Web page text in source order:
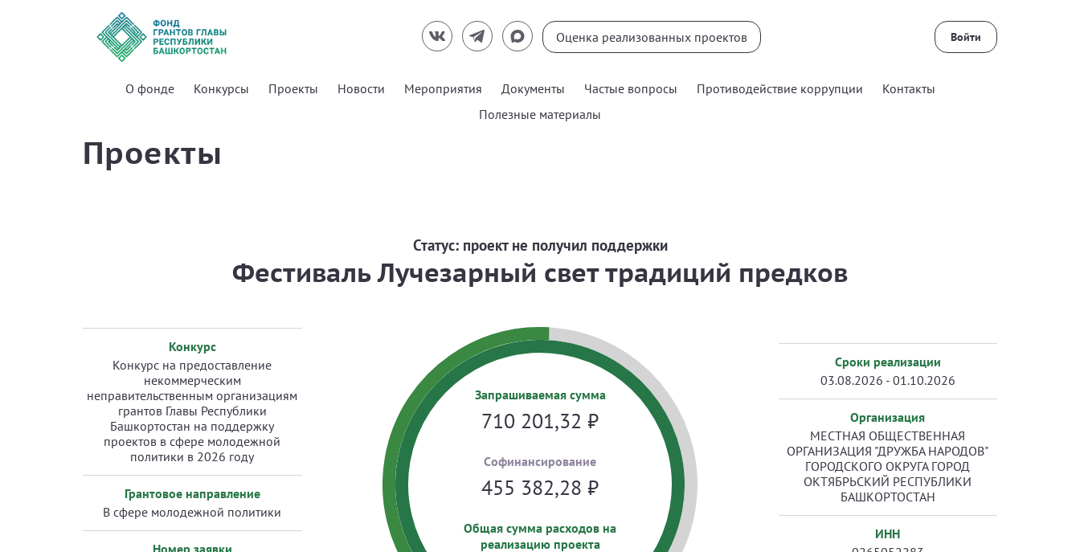
Войти
О фонде Конкурсы Проекты Новости Мероприятия Документы Частые вопросы Противодействие коррупции
Контакты
Полезные материалы
Проекты
Статус: проект не получил поддержки
Фестиваль Лучезарный свет традиций предков
Конкурс
Конкурс на предоставление
некоммерческим
неправительственным организациям
грантов Главы Республики
Башкортостан на поддержку
проектов в сфере молодежной
политики в 2026 году
Грантовое направление
В сфере молодежной политики
Номер заявки
Запрашиваемая сумма
710 201,32 ₽
Cофинансирование
455 382,28 ₽
Общая сумма расходов на
реализацию проекта
Сроки реализации
03.08.2026 - 01.10.2026
Организация
МЕСТНАЯ ОБЩЕСТВЕННАЯ
ОРГАНИЗАЦИЯ "ДРУЖБА НАРОДОВ"
ГОРОДСКОГО ОКРУГА ГОРОД
ОКТЯБРЬСКИЙ РЕСПУБЛИКИ
БАШКОРТОСТАН
ИНН